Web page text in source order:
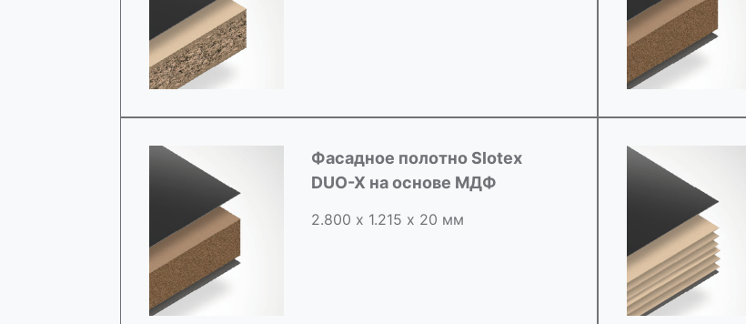
Фасадное полотно Slotex
DUO-X на основе МДФ
2.800 х 1.215 х 20 мм